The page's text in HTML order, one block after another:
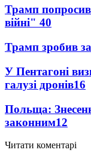
Трамп
війні" 40
Трамп зробив
У Пентагоні
галузі дронів16
Польща:
законним12
Читати коментарі